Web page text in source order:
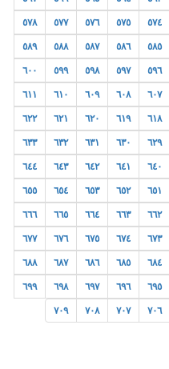
٥٧٤ ٥٧٥ ٥٧٦ ٥٧٧ ٥٧٨
٥٨٥ ٥٨٦ ٥٨٧ ٥٨٨ ٥٨٩
٥٩٦ ٥٩٧ ٥٩٨ ٥٩٩ ٦٠٠
٦٠٧ ٦٠٨ ٦٠٩ ٦١٠ ٦١١
٦١٨ ٦١٩ ٦٢٠ ٦٢١ ٦٢٢
٦٢٩ ٦٣٠ ٦٣١ ٦٣٢ ٦٣٣
٦٤٠ ٦٤١ ٦٤٢ ٦٤٣ ٦٤٤
٦٥١ ٦٥٢ ٦٥٣ ٦٥٤ ٦٥٥
٦٦٢ ٦٦٣ ٦٦٤ ٦٦٥ ٦٦٦
٦٧٣ ٦٧٤ ٦٧٥ ٦٧٦ ٦٧٧
٦٨٤ ٦٨٥ ٦٨٦ ٦٨٧ ٦٨٨
٦٩٥ ٦٩٦ ٦٩٧ ٦٩٨ ٦٩٩
٧٠٦ ٧٠٧ ٧٠٨ ٧٠٩